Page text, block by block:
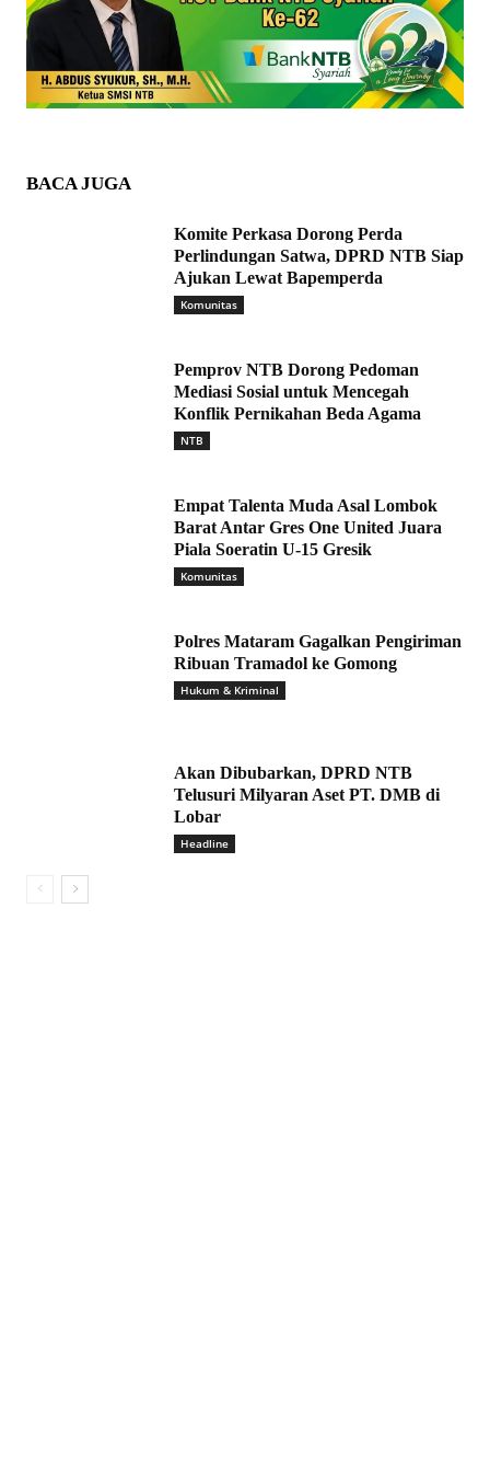
BACA JUGA
Komite Perkasa Dorong Perda
Perlindungan Satwa, DPRD NTB Siap
Ajukan Lewat Bapemperda
Komunitas
Pemprov NTB Dorong Pedoman
Mediasi Sosial untuk Mencegah
Konflik Pernikahan Beda Agama
NTB
Empat Talenta Muda Asal Lombok
Barat Antar Gres One United Juara
Piala Soeratin U-15 Gresik
Komunitas
Polres Mataram Gagalkan Pengiriman
Ribuan Tramadol ke Gomong
Hukum & Kriminal
Akan Dibubarkan, DPRD NTB
Telusuri Milyaran Aset PT. DMB di
Lobar
Headline